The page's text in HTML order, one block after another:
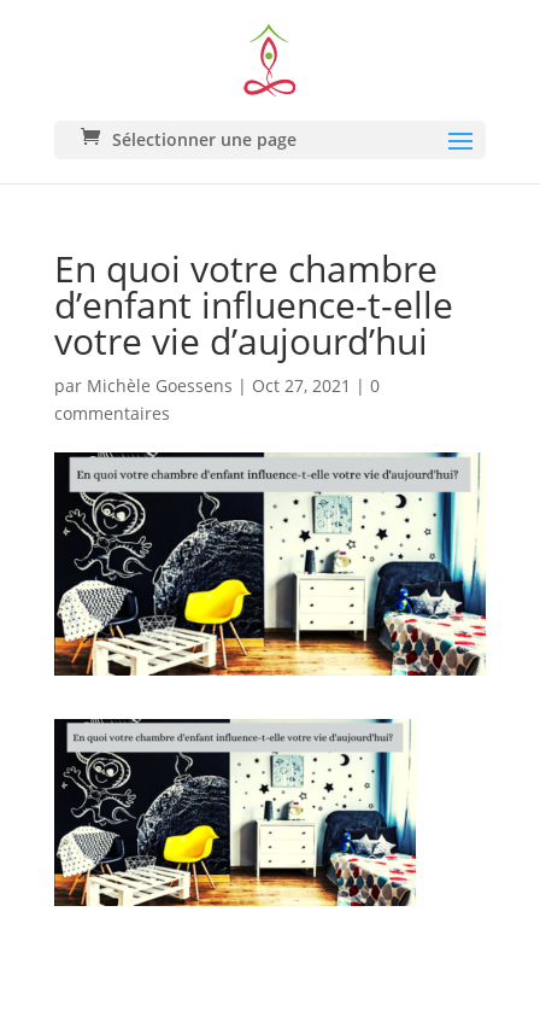
Sélectionner une page
En quoi votre chambre
d’enfant influence-t-elle
votre vie d’aujourd’hui
par Michèle Goessens | Oct 27, 2021 | 0
commentaires